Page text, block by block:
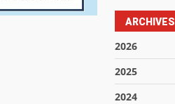
ARCHIVES
2026
2025
2024